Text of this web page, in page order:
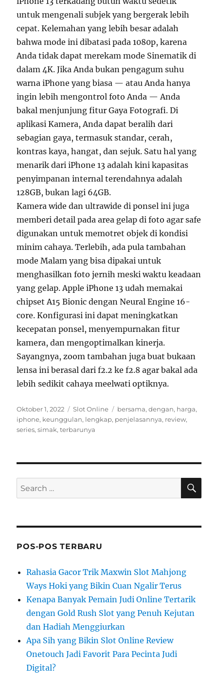
untuk mengenali subjek yang bergerak lebih
cepat. Kelemahan yang lebih besar adalah
bahwa mode ini dibatasi pada 1080p, karena
Anda tidak dapat merekam mode Sinematik di
dalam 4K. Jika Anda bukan pengagum suhu
warna iPhone yang biasa — atau Anda hanya
ingin lebih mengontrol foto Anda — Anda
bakal menjunjung fitur Gaya Fotografi. Di
aplikasi Kamera, Anda dapat beralih dari
sebagian gaya, termasuk standar, cerah,
kontras kaya, hangat, dan sejuk. Satu hal yang
menarik dari iPhone 13 adalah kini kapasitas
penyimpanan internal terendahnya adalah
128GB, bukan lagi 64GB.
Kamera wide dan ultrawide di ponsel ini juga
memberi detail pada area gelap di foto agar safe
digunakan untuk memotret objek di kondisi
minim cahaya. Terlebih, ada pula tambahan
mode Malam yang bisa dipakai untuk
menghasilkan foto jernih meski waktu keadaan
yang gelap. Apple iPhone 13 udah memakai
chipset A15 Bionic dengan Neural Engine 16-
core. Konfigurasi ini dapat meningkatkan
kecepatan ponsel, menyempurnakan fitur
kamera, dan mengoptimalkan kinerja.
Sayangnya, zoom tambahan juga buat bukaan
lensa ini berasal dari f2.2 ke f2.8 agar bakal ada
lebih sedikit cahaya meelwati optiknya.
Posted
on
Oktober 1, 2022 Categories
Slot Online Tags
bersama,dengan, harga,
iphone, keunggulan, lengkap, penjelasannya, review,
series,simak,terbarunya
Search
for:
POS-POS TERBARU
Rahasia Gacor Trik Maxwin Slot Mahjong
Ways Hoki yang Bikin Cuan Ngalir Terus
Kenapa Banyak Pemain Judi Online Tertarik
dengan Gold Rush Slot yang Penuh Kejutan
dan Hadiah Menggiurkan
Apa Sih yang Bikin Slot Online Review
Onetouch Jadi Favorit Para Pecinta Judi
Digital?